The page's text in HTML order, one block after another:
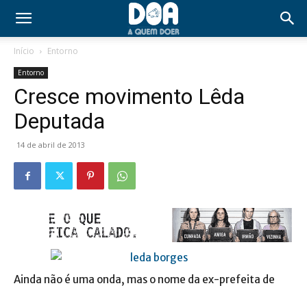
Início Entorno
Entorno
Cresce movimento Lêda
Deputada
14 de abril de 2013
Ainda não é uma onda, mas o nome da ex-prefeita de